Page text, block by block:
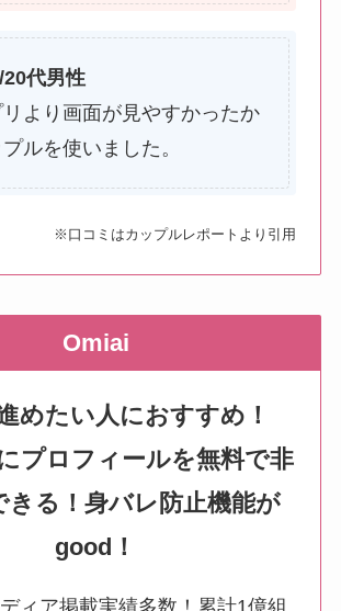
20代男性
より画面が見やすかったか
ルを使いました。
※口コミはカップルレポートより引用
Omiai
めたい人におすすめ！
プロフィールを無料で非
きる！身バレ防止機能が
good！
ディア掲載実績多数！累計1億組